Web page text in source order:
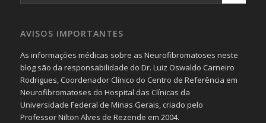
AVISOS IMPORTANTES
As informações médicas sobre as Neurofibromatoses neste
blog são da responsabilidade do Dr. Luiz Oswaldo Carneiro
Rodrigues, Coordenador Clínico do Centro de Referência em
Neurofibromatoses do Hospital das Clínicas da
Universidade Federal de Minas Gerais, criado pelo
Professor Nilton Alves de Rezende em 2004.